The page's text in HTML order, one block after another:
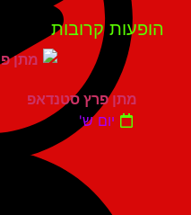
קרובות
מתן פרץ סטנדאפ
יום ש'